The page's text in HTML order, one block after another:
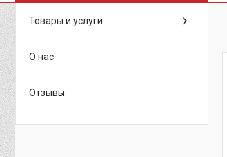
Товары и услуги
О нас
Отзывы